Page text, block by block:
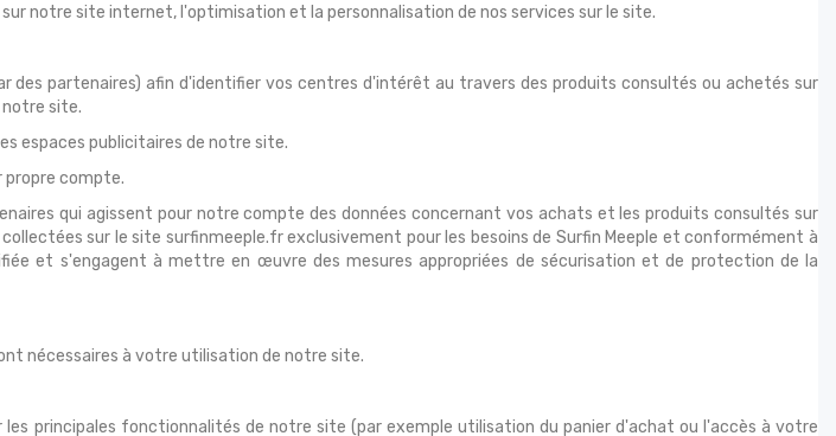
notre site internet, l'optimisation et la personnalisation de nos services sur le site.
des partenaires) afin d'identifier vos centres d'intérêt au travers des produits consultés ou achetés sur
notre site.
espaces publicitaires de notre site.
propre compte.
qui agissent pour notre compte des données concernant vos achats et les produits consultés sur
sur le site surfinmeeple.fr exclusivement pour les besoins de Surfin Meeple et conformément à
et s'engagent à mettre en œuvre des mesures appropriées de sécurisation et de protection de la
nécessaires à votre utilisation de notre site.
principales fonctionnalités de notre site (par exemple utilisation du panier d'achat ou l'accès à votre